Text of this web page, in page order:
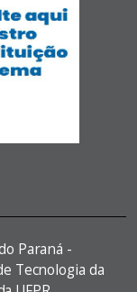
Paraná -
Tecnologia da